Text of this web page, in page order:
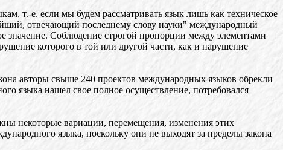
т.-е. если мы будем рассматривать язык лишь как техническое
отвечающий последнему слову науки" международный
значение. Соблюдение строгой пропорции между элементами
которого в той или другой части, как и нарушение
авторы свыше 240 проектов международных языков обрекли
языка нашел свое полное осуществление, потребовался
некоторые вариации, перемещения, изменения этих
языка, поскольку они не выходят за пределы закона